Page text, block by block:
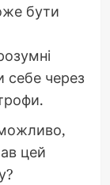
бути
себе через
цей